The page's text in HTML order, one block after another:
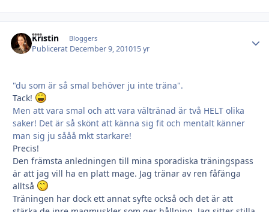
Kristin Bloggers
Publicerat December 9, 201015 yr
"du som är så smal behöver ju inte träna".
Tack!
Men att vara smal och att vara vältränad är två HELT olika
saker! Det är så skönt att känna sig fit och mentalt känner
man sig ju sååå mkt starkare!
Precis!
Den främsta anledningen till mina sporadiska träningspass
är att jag vill ha en platt mage. Jag tränar av ren fåfänga
alltså
Träningen har dock ett annat syfte också och det är att